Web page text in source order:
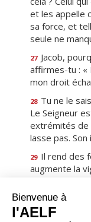
et les appelle
sa force, et
seule ne
27 Jacob,
affirmes-tu : «
mon droit
28 Tu ne le
Le Seigneur
extrémités de
lasse pas.
29 Il rend des
augmente la
jeunes gens
31 mais ceux